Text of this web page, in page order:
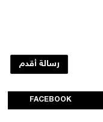
رسالة أقدم
FACEBOOK